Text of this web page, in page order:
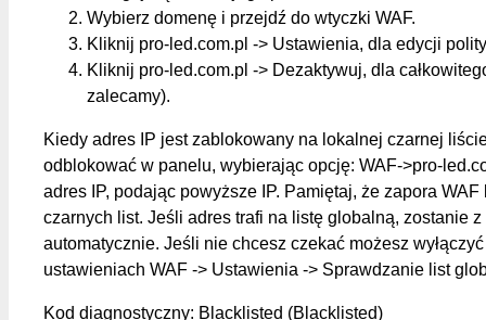
Wybierz domenę i przejdź do wtyczki WAF.
Kliknij pro-led.com.pl -> Ustawienia, dla edycji
Kliknij pro-led.com.pl -> Dezaktywuj, dla
zalecamy).
Kiedy adres IP jest zablokowany na lokalnej czarnej
odblokować w panelu, wybierając opcję: WAF->pro-
adres IP, podając powyższe IP. Pamiętaj, że zapora
czarnych list. Jeśli adres trafi na listę globalną, zostanie
automatycznie. Jeśli nie chcesz czekać możesz
ustawieniach WAF -> Ustawienia -> Sprawdzanie list
Kod diagnostyczny: Blacklisted (Blacklisted)